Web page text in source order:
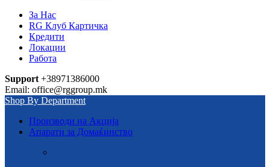
За Нас
RG Клуб Картичка
Кредити
Локации
Работа
Support +38971386000
Email: office@rggroup.mk
Shop By Department
Производи на Акција
Апарати за Домаќинство